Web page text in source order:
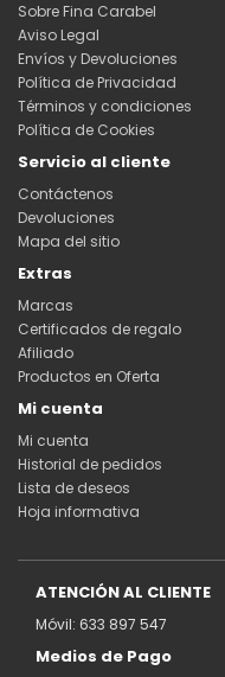
Sobre Fina Carabel
Aviso Legal
Envíos y Devoluciones
Política de Privacidad
Términos y condiciones
Política de Cookies
Servicio al cliente
Contáctenos
Devoluciones
Mapa del sitio
Extras
Marcas
Certificados de regalo
Afiliado
Productos en Oferta
Mi cuenta
Mi cuenta
Historial de pedidos
Lista de deseos
Hoja informativa
ATENCIÓN AL CLIENTE
Móvil: 633 897 547
Medios de Pago